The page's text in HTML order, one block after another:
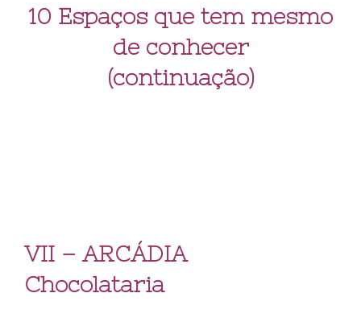
10 Espaços que tem mesmo
de conhecer
(continuação)
VII – ARCÁDIA
Chocolataria